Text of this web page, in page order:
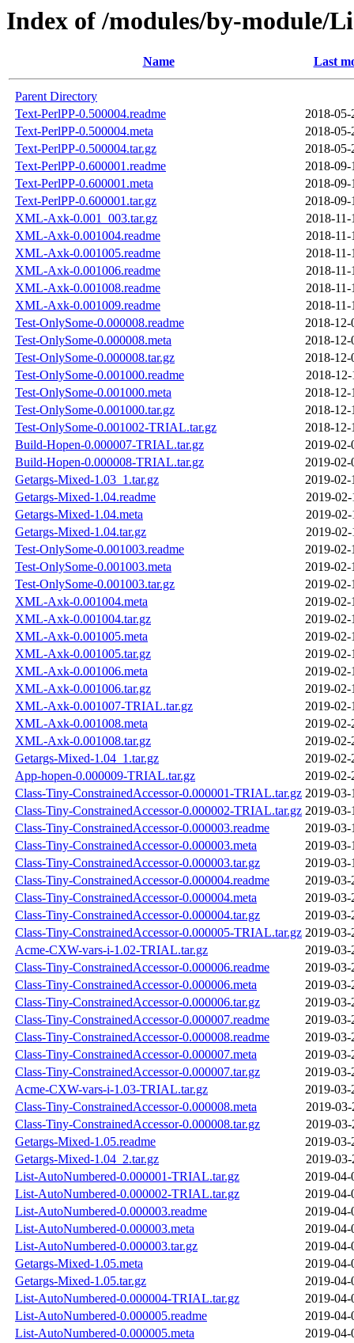
Index of /modules/by-module/
Name Last
Parent Directory
Text-PerlPP-0.500004.readme
2018-05-
Text-PerlPP-0.500004.meta
2018-05-
Text-PerlPP-0.500004.tar.gz
2018-05-
Text-PerlPP-0.600001.readme
2018-09-
Text-PerlPP-0.600001.meta
2018-09-
Text-PerlPP-0.600001.tar.gz
2018-09-
XML-Axk-0.001_003.tar.gz
2018-
XML-Axk-0.001004.readme
2018-
XML-Axk-0.001005.readme
2018-
XML-Axk-0.001006.readme
2018-
XML-Axk-0.001008.readme
2018-
XML-Axk-0.001009.readme
2018-
Test-OnlySome-0.000008.readme
2018-12-
Test-OnlySome-0.000008.meta
2018-12-
Test-OnlySome-0.000008.tar.gz
2018-12-
Test-OnlySome-0.001000.readme
2018-
Test-OnlySome-0.001000.meta
2018-12-
Test-OnlySome-0.001000.tar.gz
2018-12-
Test-OnlySome-0.001002-TRIAL.tar.gz
2018-12-
Build-Hopen-0.000007-TRIAL.tar.gz
2019-02-
Build-Hopen-0.000008-TRIAL.tar.gz
2019-02-
Getargs-Mixed-1.03_1.tar.gz
2019-02-
Getargs-Mixed-1.04.readme
2019-
Getargs-Mixed-1.04.meta
2019-
Getargs-Mixed-1.04.tar.gz
2019-
Test-OnlySome-0.001003.readme
2019-02-
Test-OnlySome-0.001003.meta
2019-02-
Test-OnlySome-0.001003.tar.gz
2019-02-
XML-Axk-0.001004.meta
2019-02-
XML-Axk-0.001004.tar.gz
2019-02-
XML-Axk-0.001005.meta
2019-02-
XML-Axk-0.001005.tar.gz
2019-02-
XML-Axk-0.001006.meta
2019-02-
XML-Axk-0.001006.tar.gz
2019-02-
XML-Axk-0.001007-TRIAL.tar.gz
2019-02-
XML-Axk-0.001008.meta
2019-02-
XML-Axk-0.001008.tar.gz
2019-02-
Getargs-Mixed-1.04_1.tar.gz
2019-02-
App-hopen-0.000009-TRIAL.tar.gz
2019-02-
Class-Tiny-ConstrainedAccessor-0.000001-TRIAL.tar.gz 2019-03-
Class-Tiny-ConstrainedAccessor-0.000002-TRIAL.tar.gz 2019-03-
Class-Tiny-ConstrainedAccessor-0.000003.readme
2019-03-
Class-Tiny-ConstrainedAccessor-0.000003.meta
2019-03-
Class-Tiny-ConstrainedAccessor-0.000003.tar.gz
2019-03-
Class-Tiny-ConstrainedAccessor-0.000004.readme
2019-03-
Class-Tiny-ConstrainedAccessor-0.000004.meta
2019-03-
Class-Tiny-ConstrainedAccessor-0.000004.tar.gz
2019-03-
Class-Tiny-ConstrainedAccessor-0.000005-TRIAL.tar.gz 2019-03-
Acme-CXW-vars-i-1.02-TRIAL.tar.gz
2019-03-
Class-Tiny-ConstrainedAccessor-0.000006.readme
2019-03-
Class-Tiny-ConstrainedAccessor-0.000006.meta
2019-03-
Class-Tiny-ConstrainedAccessor-0.000006.tar.gz
2019-03-
Class-Tiny-ConstrainedAccessor-0.000007.readme
2019-03-
Class-Tiny-ConstrainedAccessor-0.000008.readme
2019-03-
Class-Tiny-ConstrainedAccessor-0.000007.meta
2019-03-
Class-Tiny-ConstrainedAccessor-0.000007.tar.gz
2019-03-
Acme-CXW-vars-i-1.03-TRIAL.tar.gz
2019-03-
Class-Tiny-ConstrainedAccessor-0.000008.meta
2019-
Class-Tiny-ConstrainedAccessor-0.000008.tar.gz
2019-
Getargs-Mixed-1.05.readme
2019-03-
Getargs-Mixed-1.04_2.tar.gz
2019-
List-AutoNumbered-0.000001-TRIAL.tar.gz
2019-04-
List-AutoNumbered-0.000002-TRIAL.tar.gz
2019-04-
List-AutoNumbered-0.000003.readme
2019-04-
List-AutoNumbered-0.000003.meta
2019-04-
List-AutoNumbered-0.000003.tar.gz
2019-04-
Getargs-Mixed-1.05.meta
2019-04-
Getargs-Mixed-1.05.tar.gz
2019-04-
List-AutoNumbered-0.000004-TRIAL.tar.gz
2019-04-
List-AutoNumbered-0.000005.readme
2019-04-
List-AutoNumbered-0.000005.meta
2019-04-